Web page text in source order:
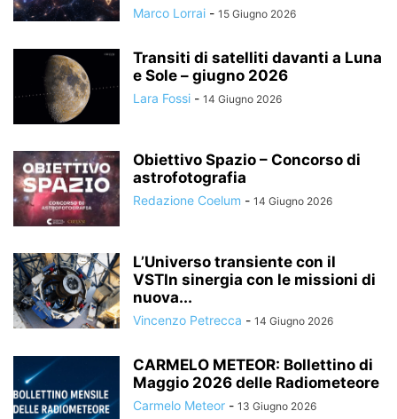
Marco Lorrai - 15 Giugno 2026
Transiti di satelliti davanti a Luna
e Sole – giugno 2026
Lara Fossi - 14 Giugno 2026
Obiettivo Spazio – Concorso di
astrofotografia
Redazione Coelum - 14 Giugno 2026
L’Universo transiente con il
VSTIn sinergia con le missioni di
nuova...
Vincenzo Petrecca - 14 Giugno 2026
CARMELO METEOR: Bollettino di
Maggio 2026 delle Radiometeore
Carmelo Meteor - 13 Giugno 2026